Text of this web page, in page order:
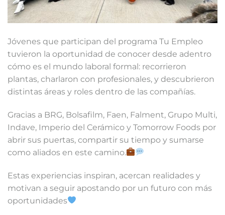
Jóvenes que participan del programa Tu Empleo
tuvieron la oportunidad de conocer desde adentro
cómo es el mundo laboral formal: recorrieron
plantas, charlaron con profesionales, y descubrieron
distintas áreas y roles dentro de las compañías.
Gracias a BRG, Bolsafilm, Faen, Falment, Grupo Multi,
Indave, Imperio del Cerámico y Tomorrow Foods por
abrir sus puertas, compartir su tiempo y sumarse
como aliados en este camino.
Estas experiencias inspiran, acercan realidades y
motivan a seguir apostando por un futuro con más
oportunidades